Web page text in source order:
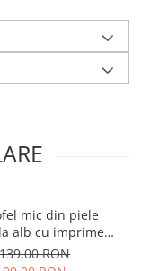
mic din piele
alb cu imprimeu
B-8912 07
139,00 RON